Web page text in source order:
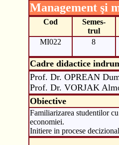
Management şi
Cod
Semes-
trul
MI022 8
Cadre didactice
Prof. Dr. OPREAN
Prof. Dr. VORJAK
Obiective
Familiarizarea studentilor
economiei.
Initiere in procese